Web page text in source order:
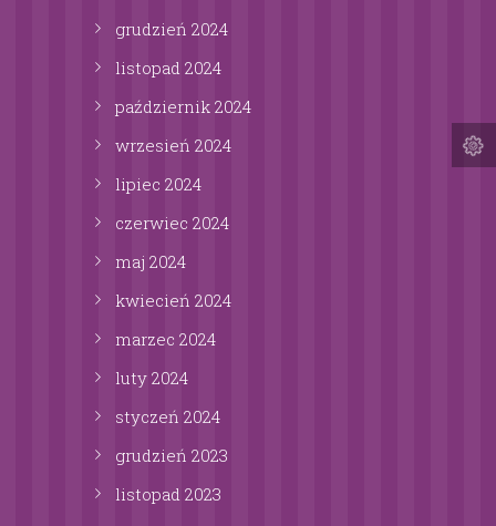
grudzień 2024
listopad 2024
październik 2024
wrzesień 2024
lipiec 2024
czerwiec 2024
maj 2024
kwiecień 2024
marzec 2024
luty 2024
styczeń 2024
grudzień 2023
listopad 2023